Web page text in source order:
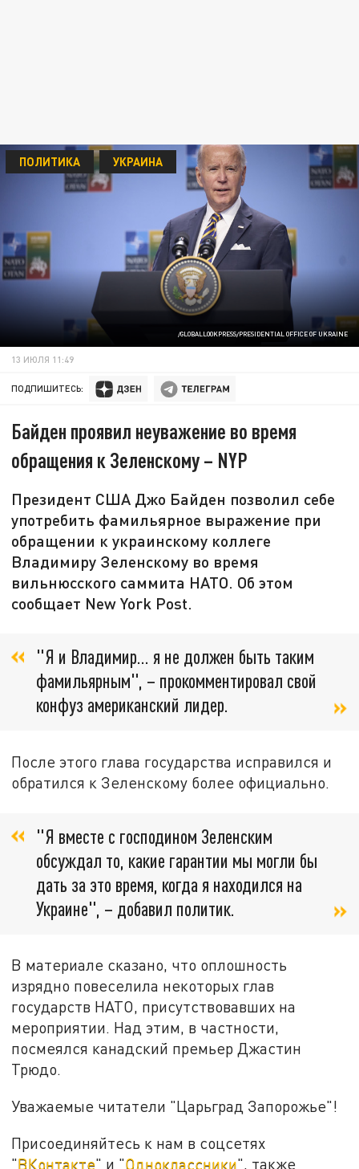
/GLOBALLOOKPRESS/PRESIDENTIAL OFFICE OF UKRAINE
ПОЛИТИКА УКРАИНА
13 ИЮЛЯ 11:49
ПОДПИШИТЕСЬ:
Байден проявил неуважение во время
обращения к Зеленскому – NYP
Президент США Джо Байден позволил себе
употребить фамильярное выражение при
обращении к украинскому коллеге
Владимиру Зеленскому во время
вильнюсского саммита НАТО. Об этом
сообщает New York Post.
"Я и Владимир… я не должен быть таким
фамильярным", – прокомментировал свой
конфуз американский лидер.
После этого глава государства исправился и
обратился к Зеленскому более официально.
"Я вместе с господином Зеленским
обсуждал то, какие гарантии мы могли бы
дать за это время, когда я находился на
Украине", – добавил политик.
В материале сказано, что оплошность
изрядно повеселила некоторых глав
государств НАТО, присутствовавших на
мероприятии. Над этим, в частности,
посмеялся канадский премьер Джастин
Трюдо.
Уважаемые читатели "Царьград Запорожье"!
Присоединяйтесь к нам в соцсетях
"ВКонтакте" и "Одноклассники", также